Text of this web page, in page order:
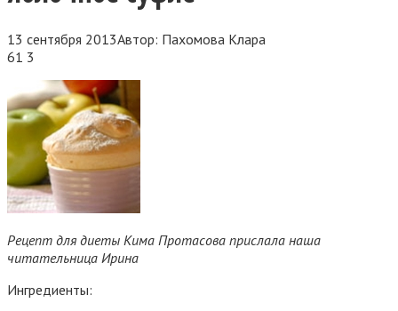
13 сентября 2013Автор: Пахомова Клара
61 3
Рецепт для диеты Кима Протасова прислала наша
читательница Ирина
Ингредиенты: